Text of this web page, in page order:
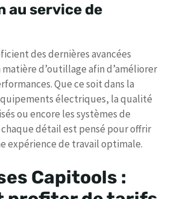
au service de
des dernières avancées
d’outillage afin d’améliorer
Que ce soit dans la
électriques, la qualité
ou encore les systèmes de
détail est pensé pour offrir
expérience de travail optimale.
Capitools :